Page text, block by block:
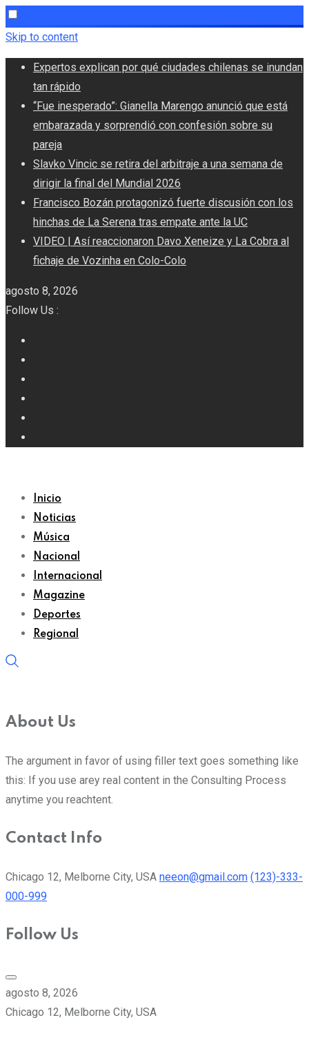
Skip to content
Expertos explican por qué ciudades chilenas se inundan
tan rápido
“Fue inesperado”: Gianella Marengo anunció que está
embarazada y sorprendió con confesión sobre su
pareja
Slavko Vincic se retira del arbitraje a una semana de
dirigir la final del Mundial 2026
Francisco Bozán protagonizó fuerte discusión con los
hinchas de La Serena tras empate ante la UC
VIDEO | Así reaccionaron Davo Xeneize y La Cobra al
fichaje de Vozinha en Colo-Colo
agosto 8, 2026
Follow Us :
Inicio
Noticias
Música
Nacional
Internacional
Magazine
Deportes
Regional
About Us
The argument in favor of using filler text goes something like
this: If you use arey real content in the Consulting Process
anytime you reachtent.
Contact Info
Chicago 12, Melborne City, USA neeon@gmail.com (123)-333-
000-999
Follow Us
agosto 8, 2026
Chicago 12, Melborne City, USA